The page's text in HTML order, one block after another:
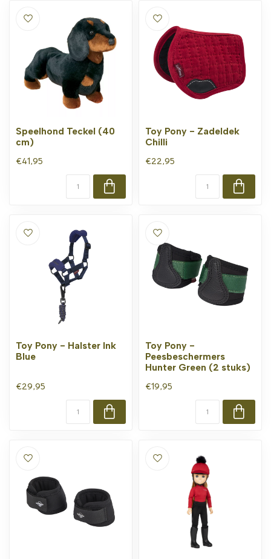
Speelhond Teckel (40
cm)
€41,95
Toy Pony - Zadeldek
Chilli
€22,95
Toy Pony - Halster Ink
Blue
€29,95
Toy Pony -
Peesbeschermers
Hunter Green (2 stuks)
€19,95